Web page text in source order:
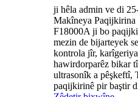
ji hêla admin ve di
Makîneya
F18000A ji bo
mezin de bijarteyek
kontrola jîr,
hawirdorparêz bikar
ultrasonîk a pêşkeftî,
paqijkirinê pir baştir